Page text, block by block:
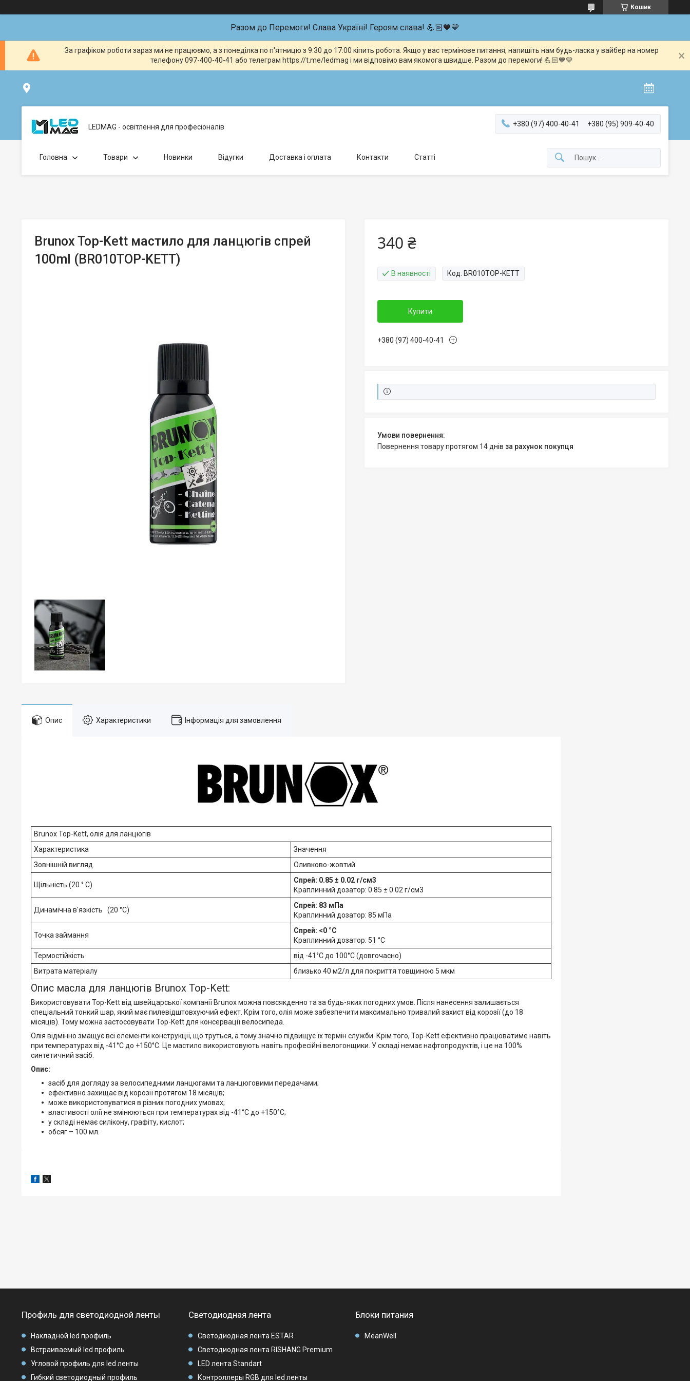
Кошик
Разом до Перемоги! Слава Україні! Героям слава! 💪🏻💙💛
За графіком роботи зараз ми не працюємо, а з понеділка по п'ятницю з 9:30 до 17:00 кіпить робота. Якщо у вас термінове питання, напишіть нам будь-ласка у вайбер на номер
телефону 097-400-40-41 або телеграм https://t.me/ledmag і ми відповімо вам якомога швидше. Разом до перемоги! 💪🏻💙💛
LEDMAG - освітлення для професіоналів +380 (97) 400-40-41 +380 (95) 909-40-40
Головна Товари Новинки Відугки Доставка і оплата Контакти Статті
Brunox Top-Kett мастило для ланцюгів спрей
100ml (BR010TOP-KETT)
340 ₴
В наявності Код: BR010TOP-KETT
Купити
+380 (97) 400-40-41
повернення товару протягом 14 днів за рахунок покупця
Опис Характеристики Інформація для замовлення
Brunox Top-Kett, олія для ланцюгів
Характеристика
Значення
Зовнішній вигляд
Оливково-жовтий
Щільність (20 ° С)
Спрей: 0.85 ± 0.02 г/см3
Краплинний дозатор: 0.85 ± 0.02 г/см3
Динамічна в'язкість (20 °C)
Спрей: 83 мПа
Краплинний дозатор: 85 мПа
Точка займання
Спрей: <0 °С
Краплинний дозатор: 51 °С
Термостійкість
від -41°C до 100°C (довгочасно)
Витрата матеріалу
близько 40 м2/л для покриття товщиною 5 мкм
Опис масла для ланцюгів Brunox Top-Kett:
Використовувати Top-Kett від швейцарської компанії Brunox можна повсякденно та за будь-яких погодних умов. Після нанесення залишається
спеціальний тонкий шар, який має пилевідштовхуючий ефект. Крім того, олія може забезпечити максимально тривалий захист від корозії (до 18
місяців). Тому можна застосовувати Top-Kett для консервації велосипеда.
Олія відмінно змащує всі елементи конструкції, що труться, а тому значно підвищує їх термін служби. Крім того, Top-Kett ефективно працюватиме навіть
при температурах від -41°C до +150°C. Це мастило використовують навіть професійні велогонщики. У складі немає нафтопродуктів, і це на 100%
синтетичний засіб.
Опис:
засіб для догляду за велосипедними ланцюгами та ланцюговими передачами;
ефективно захищає від корозії протягом 18 місяців;
може використовуватися в різних погодних умовах;
властивості олії не змінюються при температурах від -41°C до +150°C;
у складі немає силікону, графіту, кислот;
обсяг – 100 мл.
Профиль для светодиодной ленты
Накладной led профиль
Встраиваемый led профиль
Угловой профиль для led ленты
Гибкий светодиодный профиль
Светодиодная лента
Светодиодная лента ESTAR
Светодиодная лента RISHANG Premium
LED лента Standart
Контроллеры RGB для led ленты
Блоки питания
MeanWell